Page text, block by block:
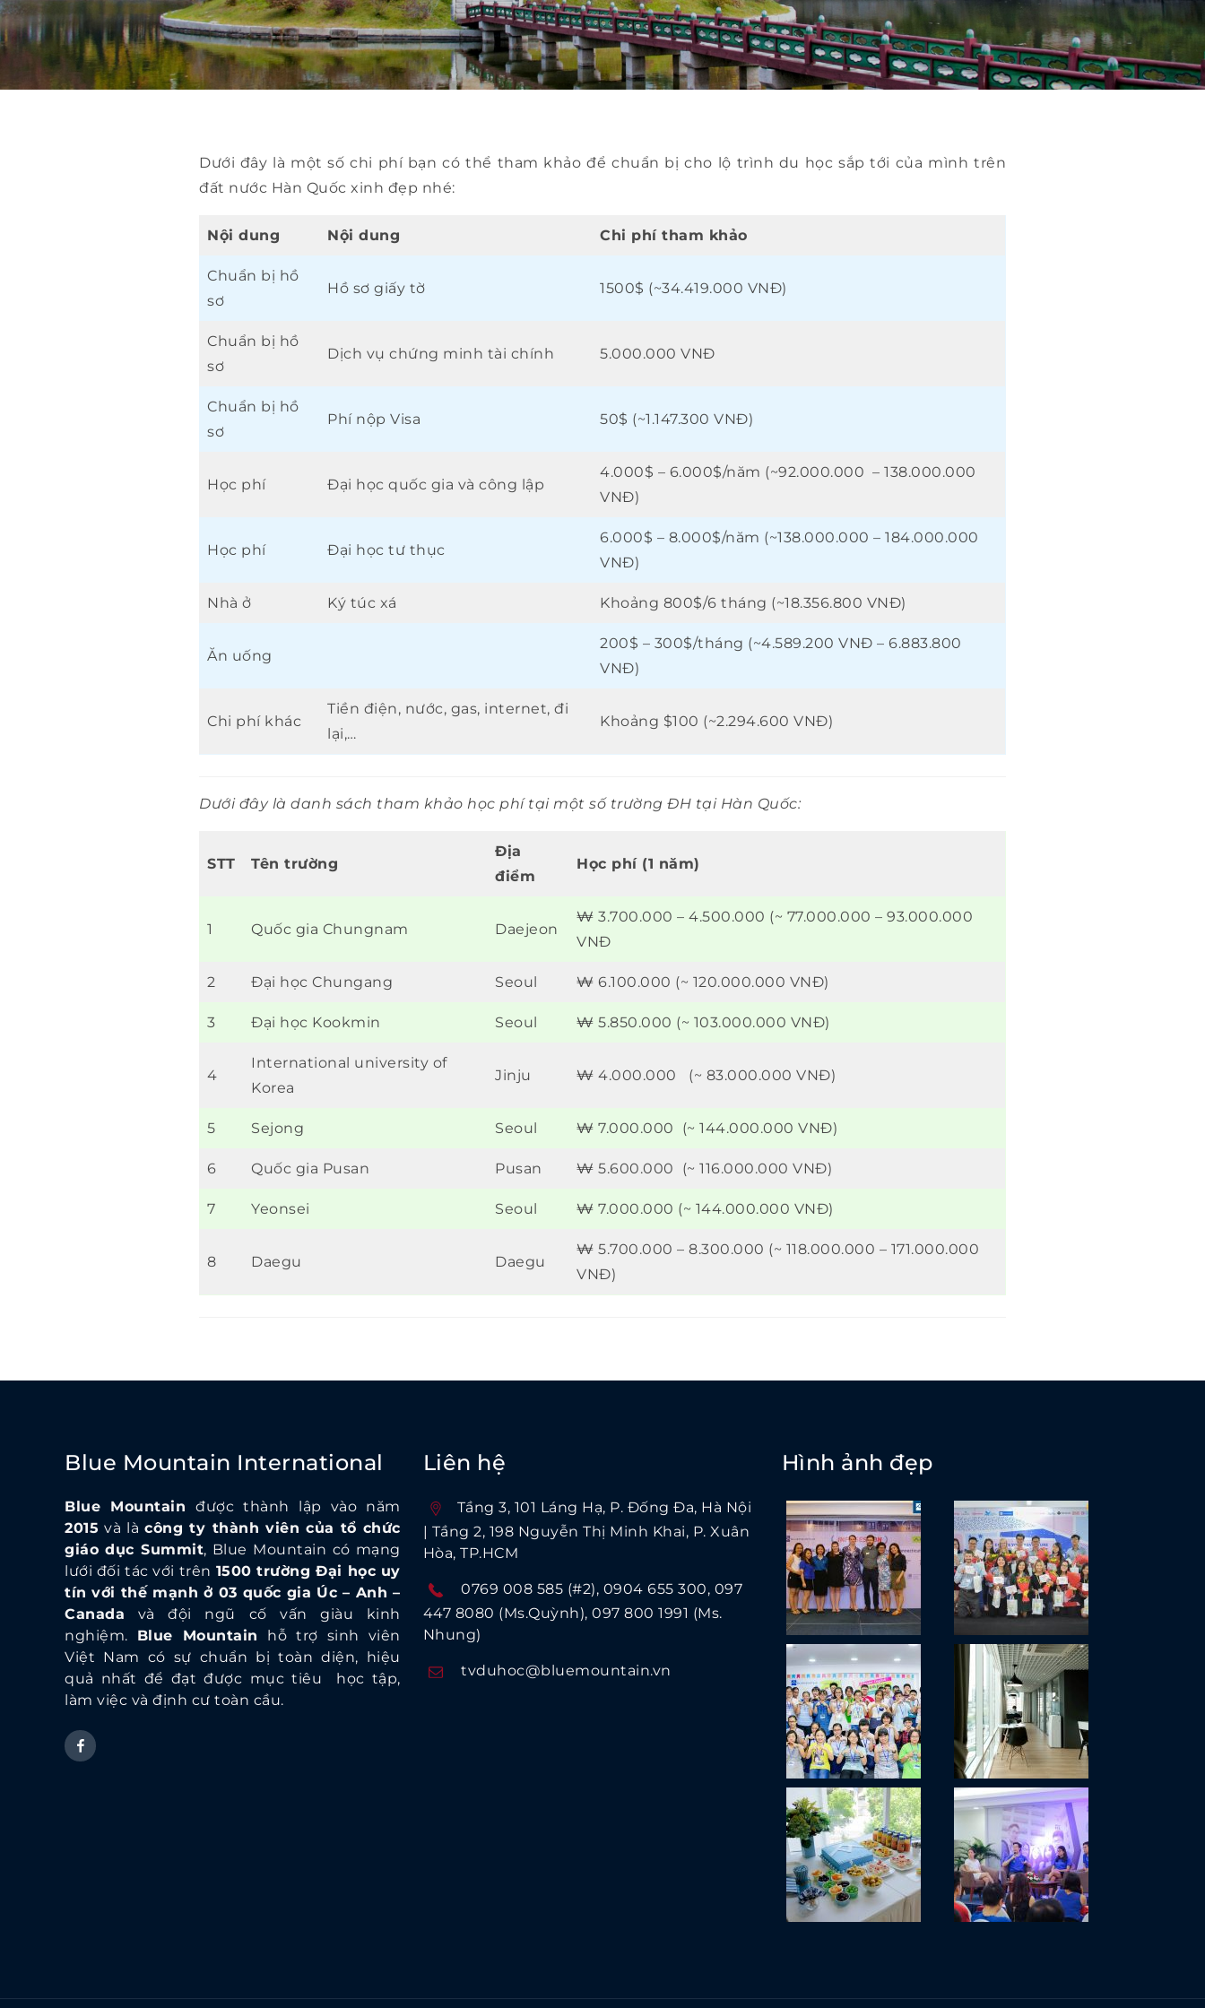
Dưới đây là một số chi phí bạn có thể tham khảo để chuẩn bị cho lộ trình du học sắp tới của mình trên
đất nước Hàn Quốc xinh đẹp nhé:
Nội dung Nội dung Chi phí tham khảo
Chuẩn bị hồ
sơ
Hồ sơ giấy tờ 1500$ (~34.419.000 VNĐ)
Chuẩn bị hồ
sơ
Dịch vụ chứng minh tài chính 5.000.000 VNĐ
Chuẩn bị hồ
sơ
Phí nộp Visa 50$ (~1.147.300 VNĐ)
Học phí Đại học quốc gia và công lập
4.000$ – 6.000$/năm (~92.000.000 – 138.000.000
VNĐ)
Học phí Đại học tư thục
6.000$ – 8.000$/năm (~138.000.000 – 184.000.000
VNĐ)
Nhà ở Ký túc xá Khoảng 800$/6 tháng (~18.356.800 VNĐ)
Ăn uống
200$ – 300$/tháng (~4.589.200 VNĐ – 6.883.800
VNĐ)
Chi phí khác
Tiền điện, nước, gas, internet, đi
lại,…
Khoảng $100 (~2.294.600 VNĐ)
Dưới đây là danh sách tham khảo học phí tại một số trường ĐH tại Hàn Quốc:
STT Tên trường
Địa
điểm
Học phí (1 năm)
1 Quốc gia Chungnam Daejeon
₩ 3.700.000 – 4.500.000 (~ 77.000.000 – 93.000.000
VNĐ
2 Đại học Chungang Seoul ₩ 6.100.000 (~ 120.000.000 VNĐ)
3 Đại học Kookmin Seoul ₩ 5.850.000 (~ 103.000.000 VNĐ)
4
International university of
Korea
Jinju ₩ 4.000.000 (~ 83.000.000 VNĐ)
5 Sejong Seoul ₩ 7.000.000 (~ 144.000.000 VNĐ)
6 Quốc gia Pusan Pusan ₩ 5.600.000 (~ 116.000.000 VNĐ)
7 Yeonsei Seoul ₩ 7.000.000 (~ 144.000.000 VNĐ)
8 Daegu Daegu
₩ 5.700.000 – 8.300.000 (~ 118.000.000 – 171.000.000
VNĐ)
Blue Mountain International
Blue Mountainđược thành lập vào năm
2015 và làcông ty thành viên của tổ chức
giáo dục Summit, Blue Mountain có mạng
lưới đối tác với trên 1500 trường Đại học uy
tín với thế mạnh ở 03 quốc gia Úc – Anh –
Canada và đội ngũ cố vấn giàu kinh
nghiệm. Blue Mountain hỗ trợ sinh viên
Việt Nam có sự chuẩn bị toàn diện, hiệu
quả nhất để đạt được mục tiêu học tập,
làm việc và định cư toàn cầu.
Liên hệ
Tầng 3, 101 Láng Hạ, P. Ðống Ða, Hà Nội
| Tầng 2, 198 Nguyễn Thị Minh Khai, P. Xuân
Hòa, TP.HCM
0769 008 585 (#2) 0904 655 300 097
447 8080 (Ms.Quỳnh) 097 800 1991 (Ms.
Nhung)
tvduhoc@bluemountain.vn
Hình ảnh đẹp